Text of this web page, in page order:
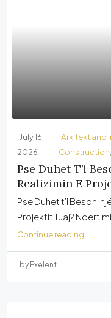
July 16,
2026
Arkitekt and
Construction
Pse Duhet T’i
Realizimin E
Pse Duhet t’i Besoni
Projektit Tuaj?
Continue reading
by Exelent